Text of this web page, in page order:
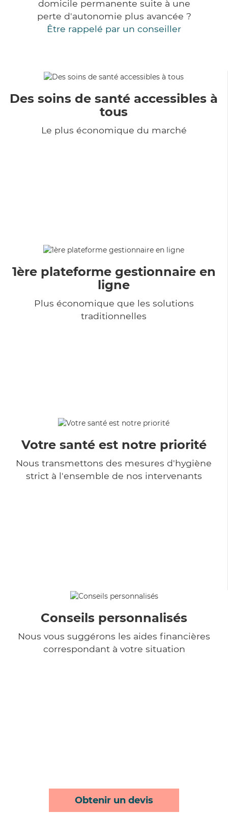
domicile permanente suite à une
perte d'autonomie plus avancée ?
Être rappelé par un conseiller
Des soins de santé accessibles à
tous
Le plus économique du marché
1ère plateforme gestionnaire en
ligne
Plus économique que les solutions
traditionnelles
Votre santé est notre priorité
Nous transmettons des mesures d'hygiène
strict à l'ensemble de nos intervenants
Conseils personnalisés
Nous vous suggérons les aides financières
correspondant à votre situation
Obtenir un devis